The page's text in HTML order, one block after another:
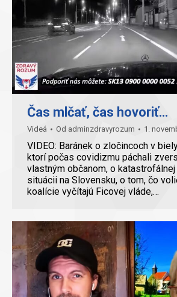
Čas mlčať, čas hovoriť…
Videá Od adminzdravyrozum 1.
VIDEO: Baránek o zločincoch v
ktorí počas covidizmu páchali
vlastným občanom, o
situácii na Slovensku, o tom, čo
koalície vyčítajú Ficovej vláde,…